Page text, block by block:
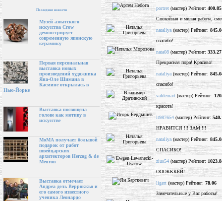
Последние новости
Музей азиатского
искусства Crow
демонстрирует
современную японскую
керамику
Первая персональная
выставка новых
произведений художника
Яна-Оле Шимана в
Касмине открылась в
Нью-Йорке
Выставка посвящена
голове как мотиву в
искусстве
МоМА получает большой
подарок от работ
швейцарских
архитекторов Herzog & de
Meuron
Выставка отмечает
Андреа дель Верроккьо и
его самого известного
ученика Леонардо
portret (мастер) Рейтинг: 400.85
Спокойная и милая работа,
nataliya (мастер) Рейтинг:
спасибо!
nata08 (мастер) Рейтинг: 333.27
Прекрасная пора! Красиво!
nataliya (мастер) Рейтинг:
спасибо!
valdemart (мастер) Рейтинг:
красота!
lt987654 (мастер) Рейтинг:
НРАВИТСЯ !!! ЗАМ !!!
nataliya (мастер) Рейтинг:
СПАСИБО!
zius54 (мастер) Рейтинг:
ОООКККЕЙ!
ligert (мастер) Рейтинг: 78.06
Замечательные у Вас работы!